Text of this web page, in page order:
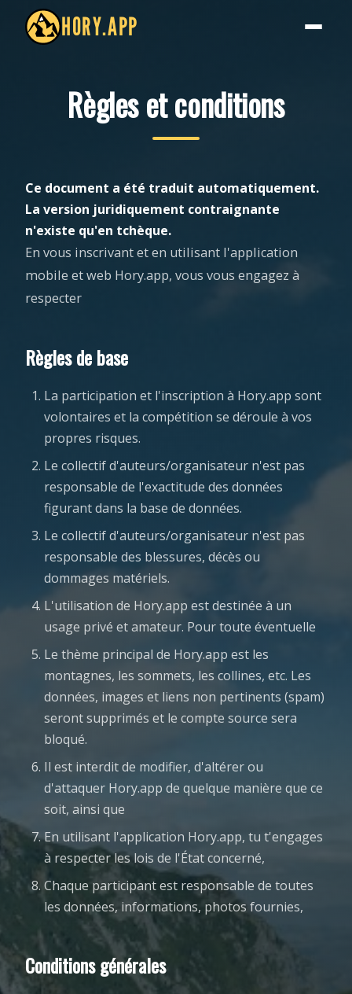
HORY.APP
Règles et conditions
Ce document a été traduit automatiquement.
La version juridiquement contraignante
n'existe qu'en tchèque.
En vous inscrivant et en utilisant l'application
mobile et web Hory.app, vous vous engagez à
respecter
Règles de base
La participation et l'inscription à Hory.app sont
volontaires et la compétition se déroule à vos
propres risques.
Le collectif d'auteurs/organisateur n'est pas
responsable de l'exactitude des données
figurant dans la base de données.
Le collectif d'auteurs/organisateur n'est pas
responsable des blessures, décès ou
dommages matériels.
L'utilisation de Hory.app est destinée à un
usage privé et amateur. Pour toute éventuelle
Le thème principal de Hory.app est les
montagnes, les sommets, les collines, etc. Les
données, images et liens non pertinents (spam)
seront supprimés et le compte source sera
bloqué.
Il est interdit de modifier, d'altérer ou
d'attaquer Hory.app de quelque manière que ce
soit, ainsi que
En utilisant l'application Hory.app, tu t'engages
à respecter les lois de l'État concerné,
Chaque participant est responsable de toutes
les données, informations, photos fournies,
Conditions générales